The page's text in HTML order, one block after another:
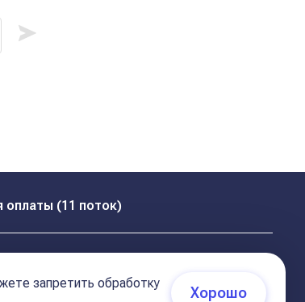
оплаты (11 поток)
запретить обработку
Хорошо